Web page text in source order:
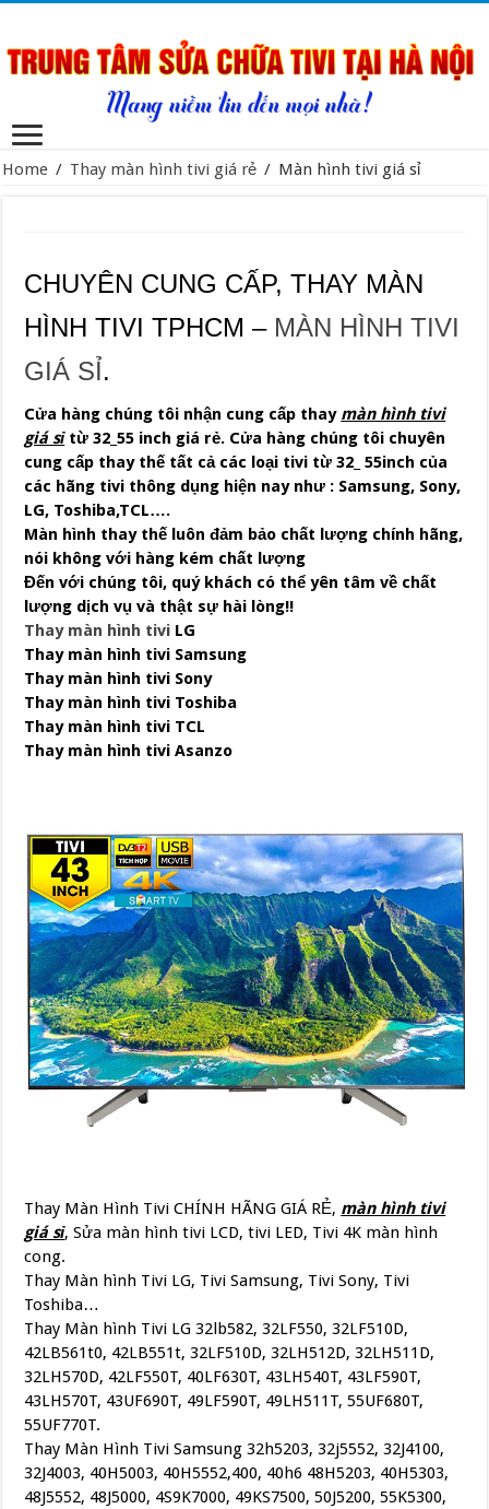
Home / Thay màn hình tivi giá rẻ / Màn hình tivi giá sỉ
CHUYÊN CUNG CẤP, THAY MÀN
HÌNH TIVI TPHCM – MÀN HÌNH TIVI
GIÁ SỈ.
Cửa hàng chúng tôi nhận cung cấp thay màn hình tivi
giá sỉtừ 32_55 inch giá rẻ. Cửa hàng chúng tôi chuyên
cung cấp thay thế tất cả các loại tivi từ 32_ 55inch của
các hãng tivi thông dụng hiện nay như : Samsung, Sony,
LG, Toshiba,TCL….
Màn hình thay thế luôn đảm bảo chất lượng chính hãng,
nói không với hàng kém chất lượng
Đến với chúng tôi, quý khách có thể yên tâm về chất
lượng dịch vụ và thật sự hài lòng!!
Thay màn hình tivi LG
Thay màn hình tivi Samsung
Thay màn hình tivi Sony
Thay màn hình tivi Toshiba
Thay màn hình tivi TCL
Thay màn hình tivi Asanzo
Thay Màn Hình Tivi CHÍNH HÃNG GIÁ RẺ, màn hình tivi
giá sỉ, Sửa màn hình tivi LCD, tivi LED, Tivi 4K màn hình
cong.
Thay Màn hình Tivi LG, Tivi Samsung, Tivi Sony, Tivi
Toshiba…
Thay Màn hình Tivi LG 32lb582, 32LF550, 32LF510D,
42LB561t0, 42LB551t, 32LF510D, 32LH512D, 32LH511D,
32LH570D, 42LF550T, 40LF630T, 43LH540T, 43LF590T,
43LH570T, 43UF690T, 49LF590T, 49LH511T, 55UF680T,
55UF770T.
Thay Màn Hình Tivi Samsung 32h5203, 32j5552, 32J4100,
32J4003, 40H5003, 40H5552,400, 40h6 48H5203, 40H5303,
48J5552, 48J5000, 4S9K7000, 49KS7500, 50J5200, 55K5300,